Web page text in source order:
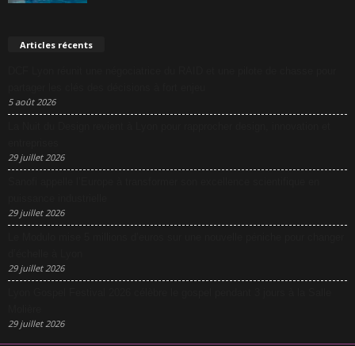
Articles récents
5 août 2026
29 juillet 2026
29 juillet 2026
29 juillet 2026
29 juillet 2026